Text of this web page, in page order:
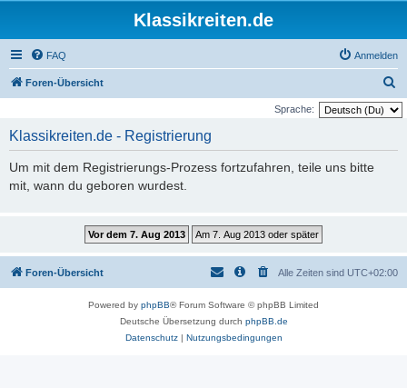
Klassikreiten.de
FAQ Anmelden
Foren-Übersicht
u
Sprache:
Klassikreiten.de - Registrierung
Um mit dem Registrierungs-Prozess fortzufahren, teile uns bitte
mit, wann du geboren wurdest.
Foren-Übersicht Alle Zeiten sind UTC+02:00
Powered by phpBB® Forum Software © phpBB Limited
Deutsche Übersetzung durch phpBB.de
Datenschutz| Nutzungsbedingungen